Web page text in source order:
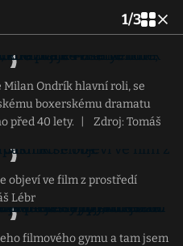
1/3
Ondrík hlavní roli, se
boxerskému dramatu
před 40 lety.
Zdroj: Tomáš
objeví ve film z prostředí
Lébr
filmového gymu a tam jsem